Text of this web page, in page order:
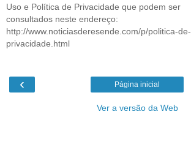
Uso e Política de Privacidade que podem ser
consultados neste endereço:
http://www.noticiasderesende.com/p/politica-de-
privacidade.html
‹ Página inicial
Ver a versão da Web